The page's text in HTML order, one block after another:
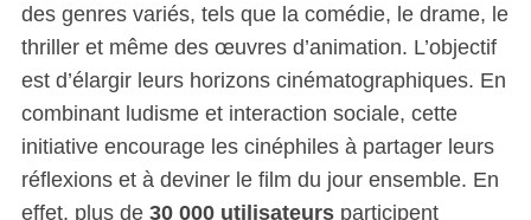
des genres variés, tels que la comédie, le drame, le
thriller et même des œuvres d’animation. L’objectif
est d’élargir leurs horizons cinématographiques. En
combinant ludisme et interaction sociale, cette
initiative encourage les cinéphiles à partager leurs
réflexions et à deviner le film du jour ensemble. En
effet, plus de 30 000 utilisateursparticipent